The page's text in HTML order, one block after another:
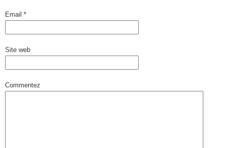
Email *
Site web
Commentez